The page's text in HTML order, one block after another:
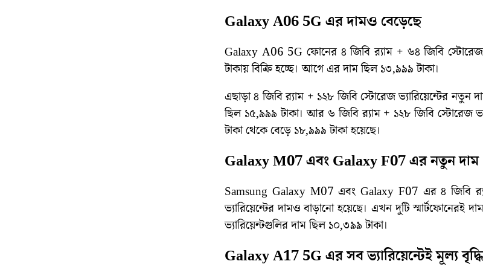
Galaxy A06 5G এর দামও বেড়েছে
Galaxy A06 5G ফোনের ৪ জিবি র‌্যাম + ৬৪ জিবি স্টোরেজ
টাকায় বিক্রি হচ্ছে। আগে এর দাম ছিল ১৩,৯৯৯ টাকা।
এছাড়া ৪ জিবি র‌্যাম + ১২৮ জিবি‌ স্টোরেজ ভ্যারিয়েন্টের নতুন
ছিল ১৫,৯৯৯ টাকা। আর ৬ জিবি র‌্যাম + ১২৮ জিবি স্টোরেজ
টাকা থেকে বেড়ে ১৮,৯৯৯ টাকা হয়েছে।
Galaxy M07 এবং Galaxy F07 এর নতুন দাম
Samsung Galaxy M07 এবং Galaxy F07 এর ৪ জিবি
ভ্যারিয়েন্টের দামও বাড়ানো হয়েছে। এখন দুটি স্মার্টফোনেরই
ভ্যারিয়েন্টগুলির দাম ছিল ১০,৩৯৯ টাকা।
Galaxy A17 5G এর সব ভ্যারিয়েন্টেই মূল্য বৃদ্ধি